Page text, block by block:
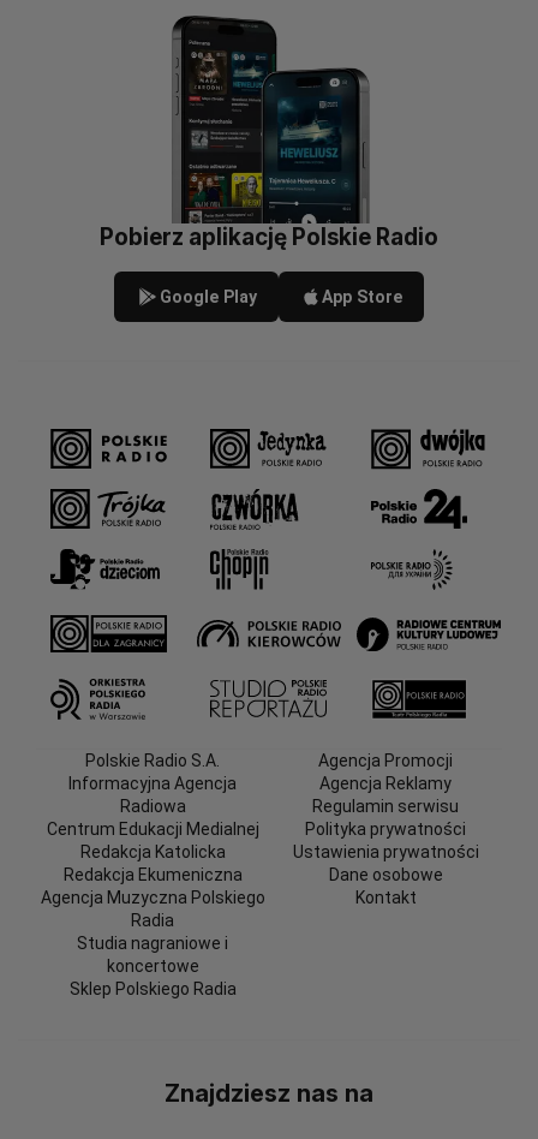
Pobierz aplikację Polskie Radio
Google Play App Store
Polskie Radio S.A.
Informacyjna Agencja
Radiowa
Centrum Edukacji Medialnej
Redakcja Katolicka
Redakcja Ekumeniczna
Agencja Muzyczna Polskiego
Radia
Studia nagraniowe i
koncertowe
Sklep Polskiego Radia
Agencja Promocji
Agencja Reklamy
Regulamin serwisu
Polityka prywatności
Ustawienia prywatności
Dane osobowe
Kontakt
Znajdziesz nas na